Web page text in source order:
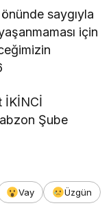
önünde saygıyla
için
Şube
Vay
Üzgün